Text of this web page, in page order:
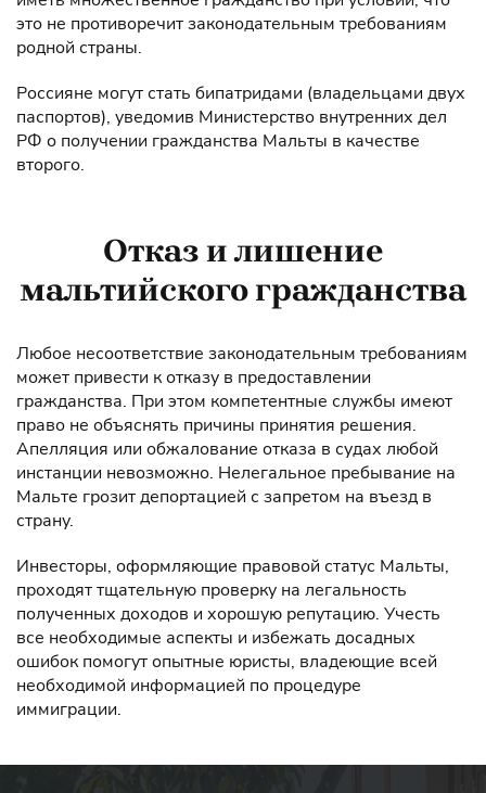
это не противоречит законодательным требованиям
родной страны.
Россияне могут стать бипатридами (владельцами двух
паспортов), уведомив Министерство внутренних дел
РФ о получении гражданства Мальты в качестве
второго.
Отказ и лишение
мальтийского гражданства
Любое несоответствие законодательным требованиям
может привести к отказу в предоставлении
гражданства. При этом компетентные службы имеют
право не объяснять причины принятия решения.
Апелляция или обжалование отказа в судах любой
инстанции невозможно. Нелегальное пребывание на
Мальте грозит депортацией с запретом на въезд в
страну.
Инвесторы, оформляющие правовой статус Мальты,
проходят тщательную проверку на легальность
полученных доходов и хорошую репутацию. Учесть
все необходимые аспекты и избежать досадных
ошибок помогут опытные юристы, владеющие всей
необходимой информацией по процедуре
иммиграции.